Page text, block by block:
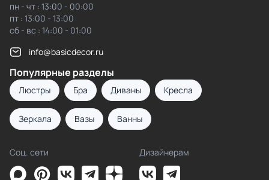
пн - чт : 13:00 - 00:00
пт : 13:00 - 13:00
сб - вс : 14:00 - 01:00
info@basicdecor.ru
Популярные разделы
Люстры Бра Диваны Кресла
Зеркала Вазы Ванны
Соц. сети Дизайнерам